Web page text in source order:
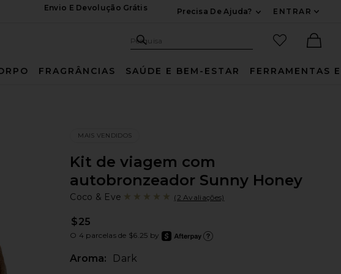
Envio E Devolução Grátis
Precisa De Ajuda?
ENTRAR
Pesquisar no site
Pesquisa
itens
FRAGRÂNCIAS SAÚDE E BEM-ESTAR FERRAMENTAS
MAIS VENDIDOS
Kit de viagem com
autobronzeador Sunny Honey
Coco & Eve (2 Avaliações)
$25
O 4 parcelas de $6.25 by
Aroma: Dark